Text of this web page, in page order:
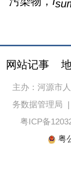
网站记事
主办：河源市
务数据管理局 |
粤ICP备
粤